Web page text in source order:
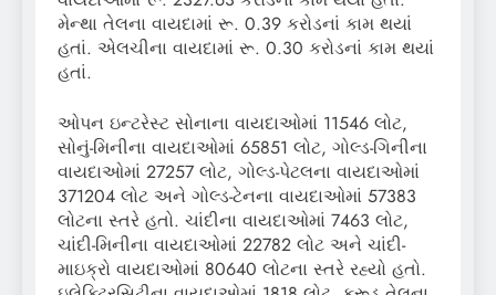
મેન્થા તેલના વાયદામાં રૂ. 0.39 કરોડનાં કામ થયાં
હતાં. એલચીના વાયદામાં રૂ. 0.30 કરોડનાં કામ થયાં
હતાં.
ઓપન ઇન્ટરેસ્ટ સોનાના વાયદાઓમાં 11546 લોટ,
સોનું-મિનીના વાયદાઓમાં 65851 લોટ, ગોલ્ડ-ગિનીના
વાયદાઓમાં 27257 લોટ, ગોલ્ડ-પેટલના વાયદાઓમાં
371204 લોટ અને ગોલ્ડ-ટેનના વાયદાઓમાં 57383
લોટના સ્તરે હતો. ચાંદીના વાયદાઓમાં 7463 લોટ,
ચાંદી-મિનીના વાયદાઓમાં 22782 લોટ અને ચાંદી-
માઇક્રો વાયદાઓમાં 80640 લોટના સ્તરે રહ્યો હતો.